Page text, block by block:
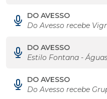
DO AVESSO
Do Avesso recebe
DO AVESSO
Estilo Fontana -
DO AVESSO
Do Avesso recebe